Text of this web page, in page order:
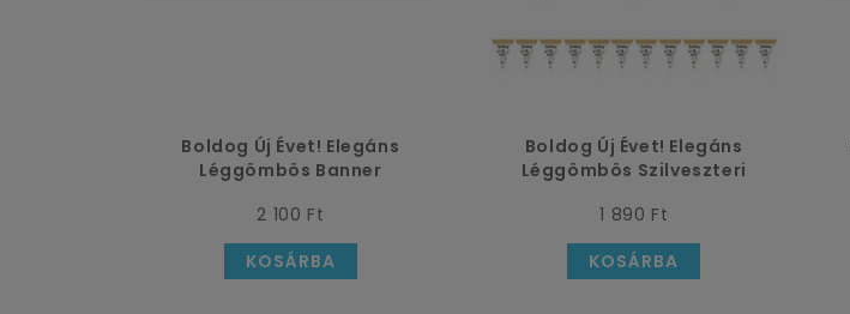
Boldog Új Évet! Elegáns
Léggömbös Banner
2 100 Ft
KOSÁRBA
Boldog Új Évet! Elegáns
Léggömbös Szilveszteri
1 890 Ft
KOSÁRBA